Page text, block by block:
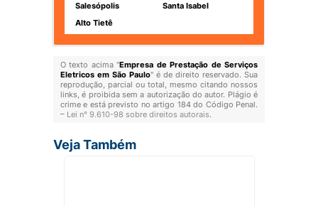
Salesópolis
Santa Isabel
Alto Tietê
O texto acima "Empresa de Prestação de Serviços
Eletricos em São Paulo" é de direito reservado. Sua
reprodução, parcial ou total, mesmo citando nossos
links, é proibida sem a autorização do autor. Plágio é
crime e está previsto no artigo 184 do Código Penal.
– Lei n° 9.610-98 sobre direitos autorais.
Veja Também